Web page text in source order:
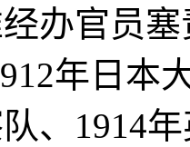
办官员
年日本
、1914